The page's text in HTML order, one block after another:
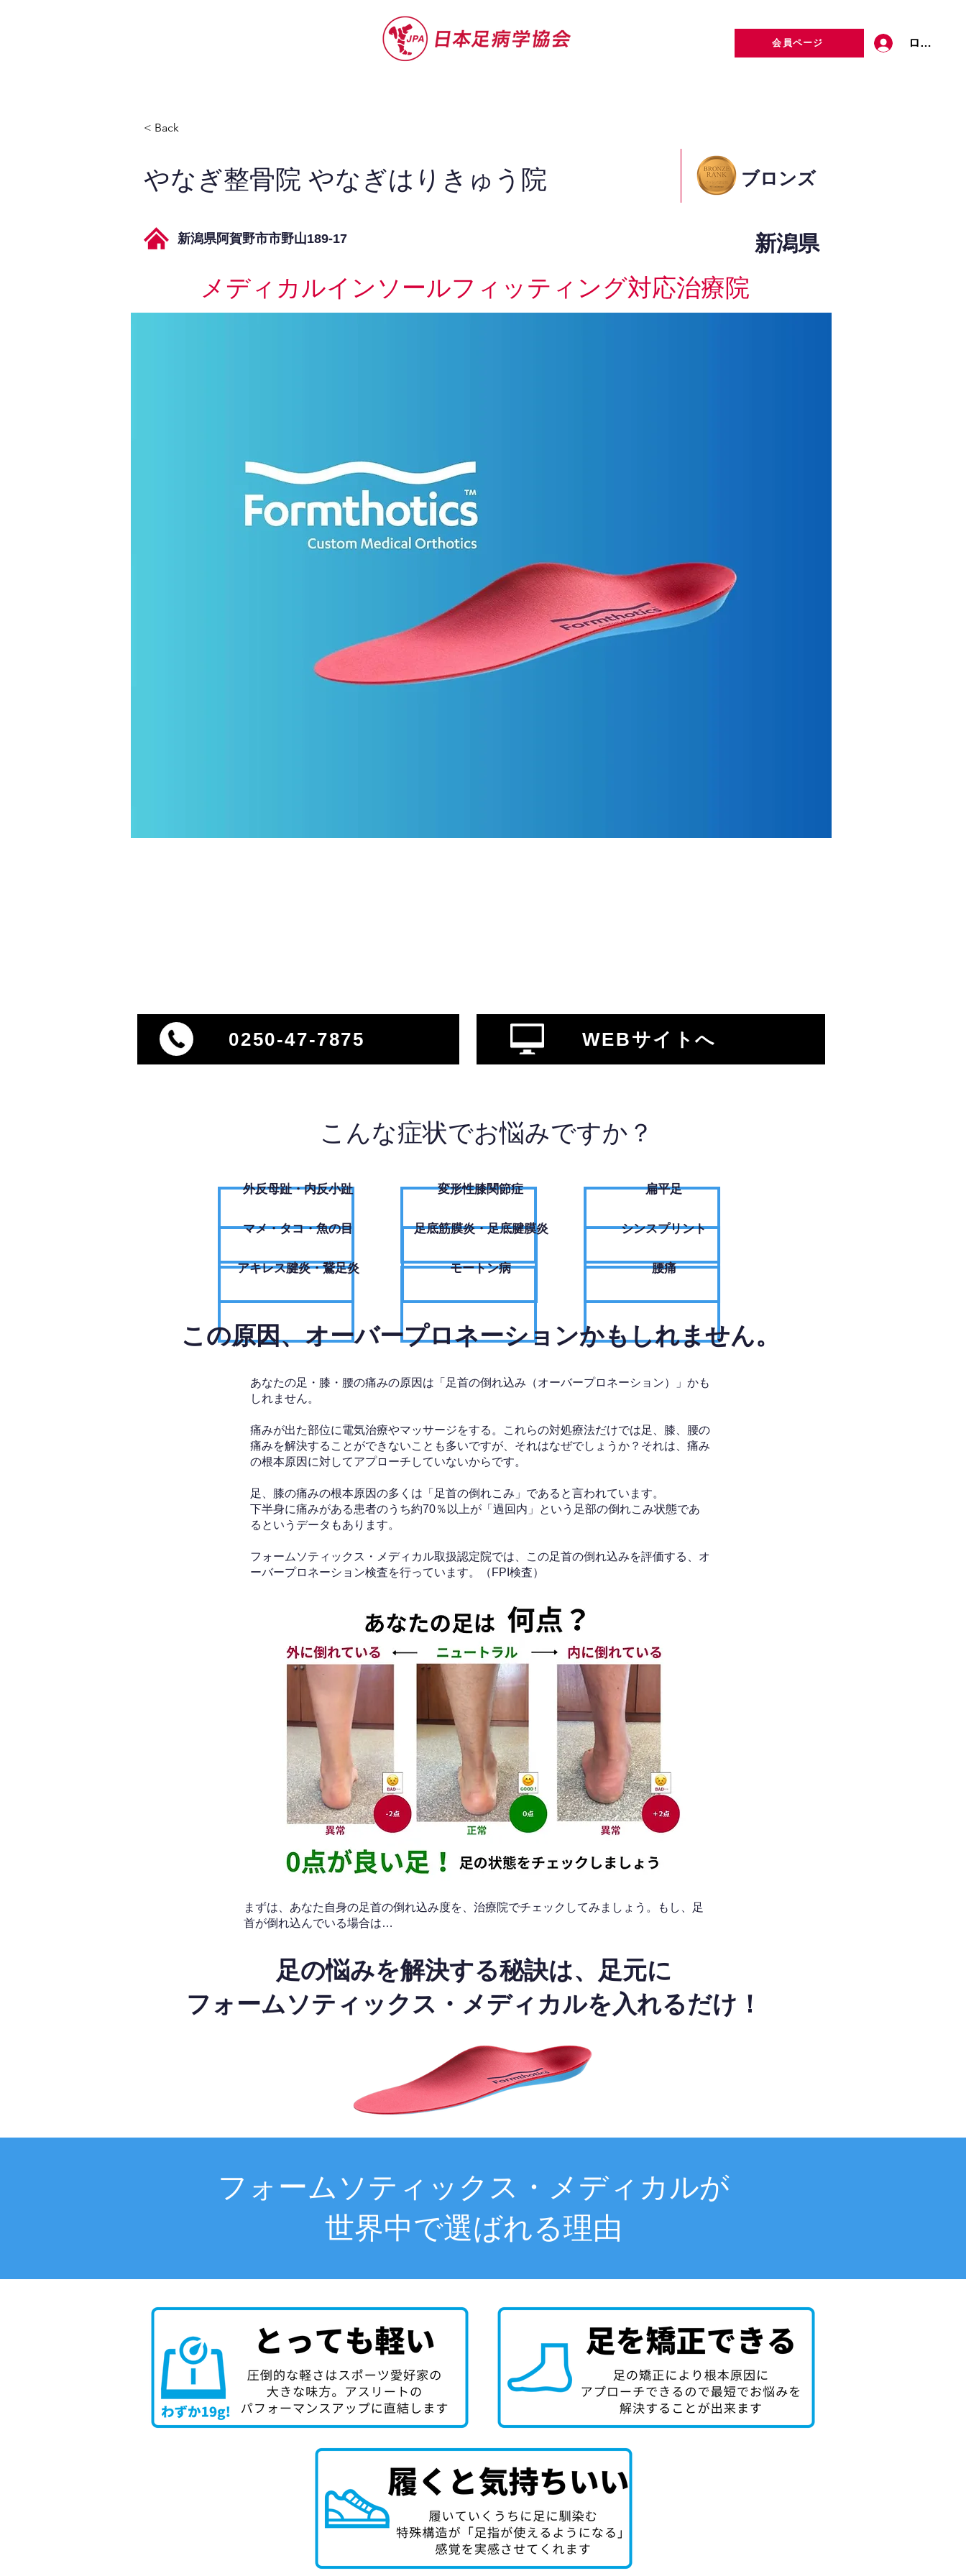
会員ページ ログイン
< Back
やなぎ整骨院 やなぎはりきゅう院 ブロンズ
新潟県阿賀野市市野山189-17 新潟県
メディカルインソールフィッティング対応治療院
0250-47-7875 WEBサイトへ
こんな症状でお悩みですか？
外反母趾・内反小趾
​マメ・タコ・魚の目
アキレス腱炎・鵞足炎
変形性膝関節症
足底筋膜炎・足底腱膜炎
モートン病
扁平足
シンスプリント
腰痛
​この原因、オーバープロネーションかもしれません。
あなたの足・膝・腰の痛みの原因は「足首の倒れ込み（オーバープロネーション）」かも
しれません。
痛みが出た部位に電気治療やマッサージをする。これらの対処療法だけでは足、膝、腰の
痛みを解決することができないことも多いですが、それはなぜでしょうか？それは、痛み
の根本原因に対してアプローチしていないからです。
足、膝の痛みの根本原因の多くは「足首の倒れこみ」であると言われています。
下半身に痛みがある患者のうち約70％以上が「過回内」という足部の倒れこみ状態であ
るというデータもあります。
フォームソティックス・メディカル取扱認定院では、この足首の倒れ込みを評価する、オ
ーバープロネーション検査を行っています。（FPI検査）​
​まずは、あなた自身の足首の倒れ込み度を、治療院でチェックしてみましょう。もし、足
首が倒れ込んでいる場合は…
足の悩みを解決する秘訣は、足元に
フォームソティックス・メディカルを入れるだけ！
フォームソティックス・メディカルが
世界中で選ばれる理由